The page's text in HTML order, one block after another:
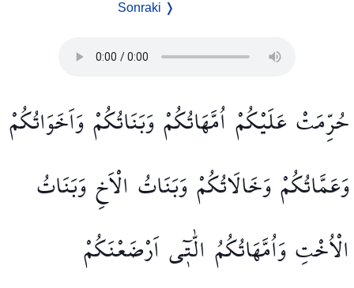
Sonraki ❭
حُرِّمَتْ عَلَيْكُمْ اُمَّهَاتُكُمْوَبَنَاتُكُمْوَاَخَوَاتُكُمْ
وَعَمَّاتُكُمْوَخَالَاتُكُمْوَبَنَاتُ الْاَخِوَبَنَاتُ
الْاُخْتِوَاُمَّهَاتُكُمُ الّٰت۪ٓياَرْضَعْنَكُمْ